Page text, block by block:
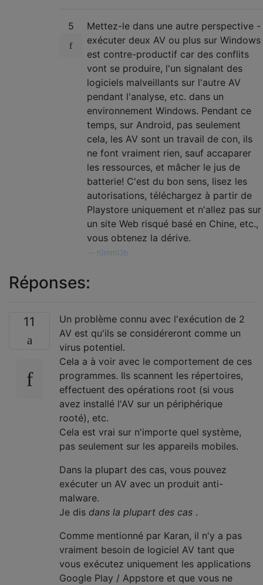
5
Mettez-le dans une autre perspective -
exécuter deux AV ou plus sur Windows
est contre-productif car des conflits
vont se produire, l'un signalant des
logiciels malveillants sur l'autre AV
pendant l'analyse, etc. dans un
environnement Windows. Pendant ce
temps, sur Android, pas seulement
cela, les AV sont un travail de con, ils
ne font vraiment rien, sauf accaparer
les ressources, et mâcher le jus de
batterie! C'est du bon sens, lisez les
autorisations, téléchargez à partir de
Playstore uniquement et n'allez pas sur
un site Web risqué basé en Chine, etc.,
vous obtenez la dérive.
t0mm13b
Réponses:
11
Un problème connu avec l'exécution de 2
AV est qu'ils se considéreront comme un
virus potentiel.
Cela a à voir avec le comportement de ces
programmes. Ils scannent les répertoires,
effectuent des opérations root (si vous
avez installé l'AV sur un périphérique
rooté), etc.
Cela est vrai sur n'importe quel système,
pas seulement sur les appareils mobiles.
Dans la plupart des cas, vous pouvez
exécuter un AV avec un produit anti-
malware.
Je dis dans la plupart des cas .
Comme mentionné par Karan, il n'y a pas
vraiment besoin de logiciel AV tant que
vous exécutez uniquement les applications
Google Play / Appstore et que vous ne